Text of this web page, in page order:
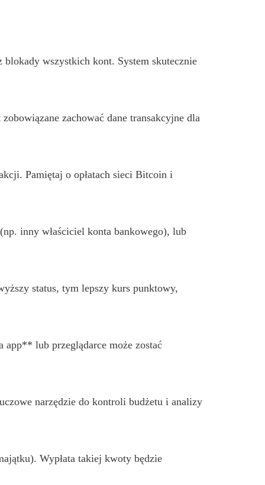
wszystkich kont. System skutecznie
zachować dane transakcyjne dla
Pamiętaj o opłatach sieci Bitcoin i
inny właściciel konta bankowego), lub
status, tym lepszy kurs punktowy,
app** lub przeglądarce może zostać
narzędzie do kontroli budżetu i analizy
Wypłata takiej kwoty będzie